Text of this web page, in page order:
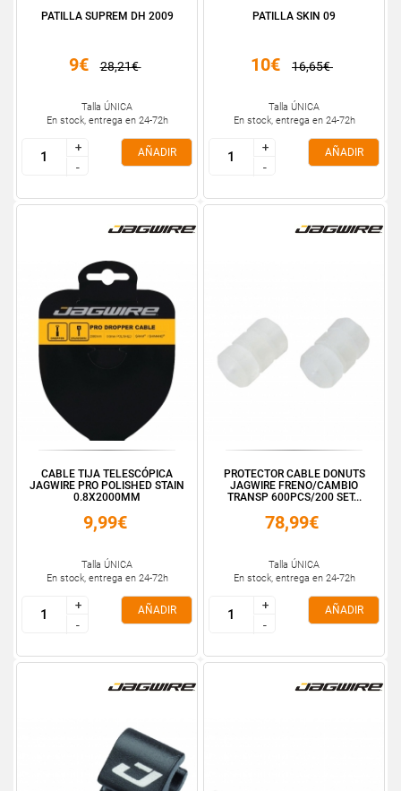
PATILLA SUPREM DH 2009
9€ 28,21€
Talla ÚNICA
En stock, entrega en 24-72h
+
-
+
-
AÑADIR
PATILLA SKIN 09
10€ 16,65€
Talla ÚNICA
En stock, entrega en 24-72h
+
-
+
-
AÑADIR
CABLE TIJA TELESCÓPICA
JAGWIRE PRO POLISHED STAIN
0.8X2000MM
9,99€
Talla ÚNICA
En stock, entrega en 24-72h
+
-
+
-
AÑADIR
PROTECTOR CABLE DONUTS
JAGWIRE FRENO/CAMBIO
TRANSP 600PCS/200 SET...
78,99€
Talla ÚNICA
En stock, entrega en 24-72h
+
-
+
-
AÑADIR